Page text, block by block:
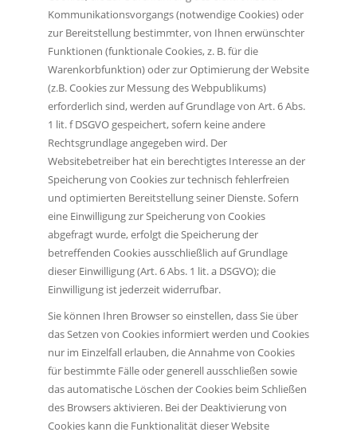
Kommunikationsvorgangs (notwendige Cookies) oder
zur Bereitstellung bestimmter, von Ihnen erwünschter
Funktionen (funktionale Cookies, z. B. für die
Warenkorbfunktion) oder zur Optimierung der Website
(z.B. Cookies zur Messung des Webpublikums)
erforderlich sind, werden auf Grundlage von Art. 6 Abs.
1 lit. f DSGVO gespeichert, sofern keine andere
Rechtsgrundlage angegeben wird. Der
Websitebetreiber hat ein berechtigtes Interesse an der
Speicherung von Cookies zur technisch fehlerfreien
und optimierten Bereitstellung seiner Dienste. Sofern
eine Einwilligung zur Speicherung von Cookies
abgefragt wurde, erfolgt die Speicherung der
betreffenden Cookies ausschließlich auf Grundlage
dieser Einwilligung (Art. 6 Abs. 1 lit. a DSGVO); die
Einwilligung ist jederzeit widerrufbar.
Sie können Ihren Browser so einstellen, dass Sie über
das Setzen von Cookies informiert werden und Cookies
nur im Einzelfall erlauben, die Annahme von Cookies
für bestimmte Fälle oder generell ausschließen sowie
das automatische Löschen der Cookies beim Schließen
des Browsers aktivieren. Bei der Deaktivierung von
Cookies kann die Funktionalität dieser Website